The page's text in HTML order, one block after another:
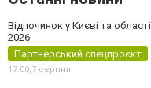
Відпочинок у Києві та
2026
Партнерський спецпроєкт
17:00,7 серпня